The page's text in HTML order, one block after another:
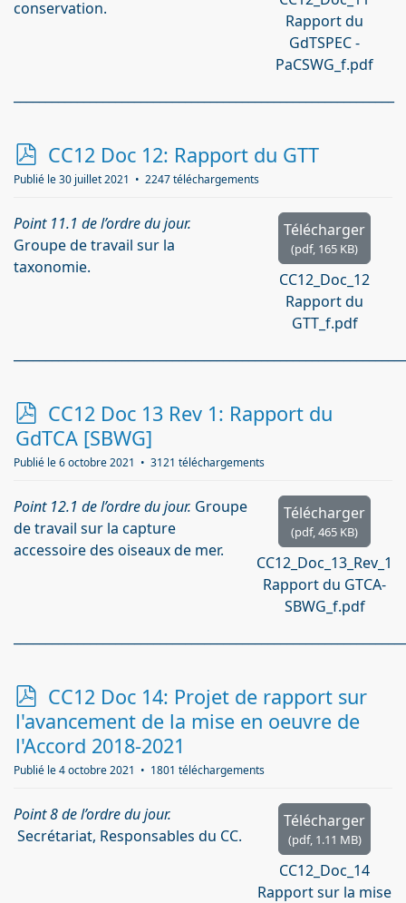
Rapport du
GdTSPEC -
PaCSWG_f.pdf
conservation.
p
d
CC12 Doc 12: Rapport du GTT
Publié le 30 juillet 2021 2247 téléchargements
Télécharger
(pdf, 165 KB)
CC12_Doc_12
Rapport du
GTT_f.pdf
Point 11.1 de l’ordre du jour.
Groupe de travail sur la
taxonomie.
p
d
f
CC12 Doc 13 Rev 1: Rapport du
GdTCA [SBWG]
Publié le 6 octobre 2021 3121 téléchargements
Télécharger
(pdf,465 KB)
CC12_Doc_13_Rev_1
Rapport du GTCA-
SBWG_f.pdf
Point 12.1 de l’ordre du jour. Groupe
de travail sur la capture
accessoire des oiseaux de mer.
p
d
f
CC12 Doc 14: Projet de rapport sur
l'avancement de la mise en oeuvre de
l'Accord 2018-2021
Publié le 4 octobre 2021 1801 téléchargements
Télécharger
(pdf, 1.11 MB)
CC12_Doc_14
Rapport sur la mise
Point 8 de l’ordre du jour.
Secrétariat, Responsables du CC.